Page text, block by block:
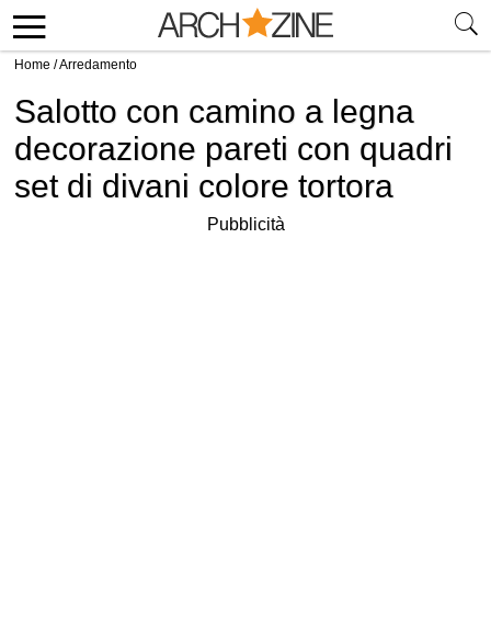
Home /Arredamento
Salotto con camino a legna
decorazione pareti con quadri
set di divani colore tortora
Pubblicità